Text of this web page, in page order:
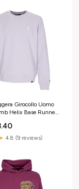
Girocollo Uomo
Helix Base Runner
4.8 (9 reviews)